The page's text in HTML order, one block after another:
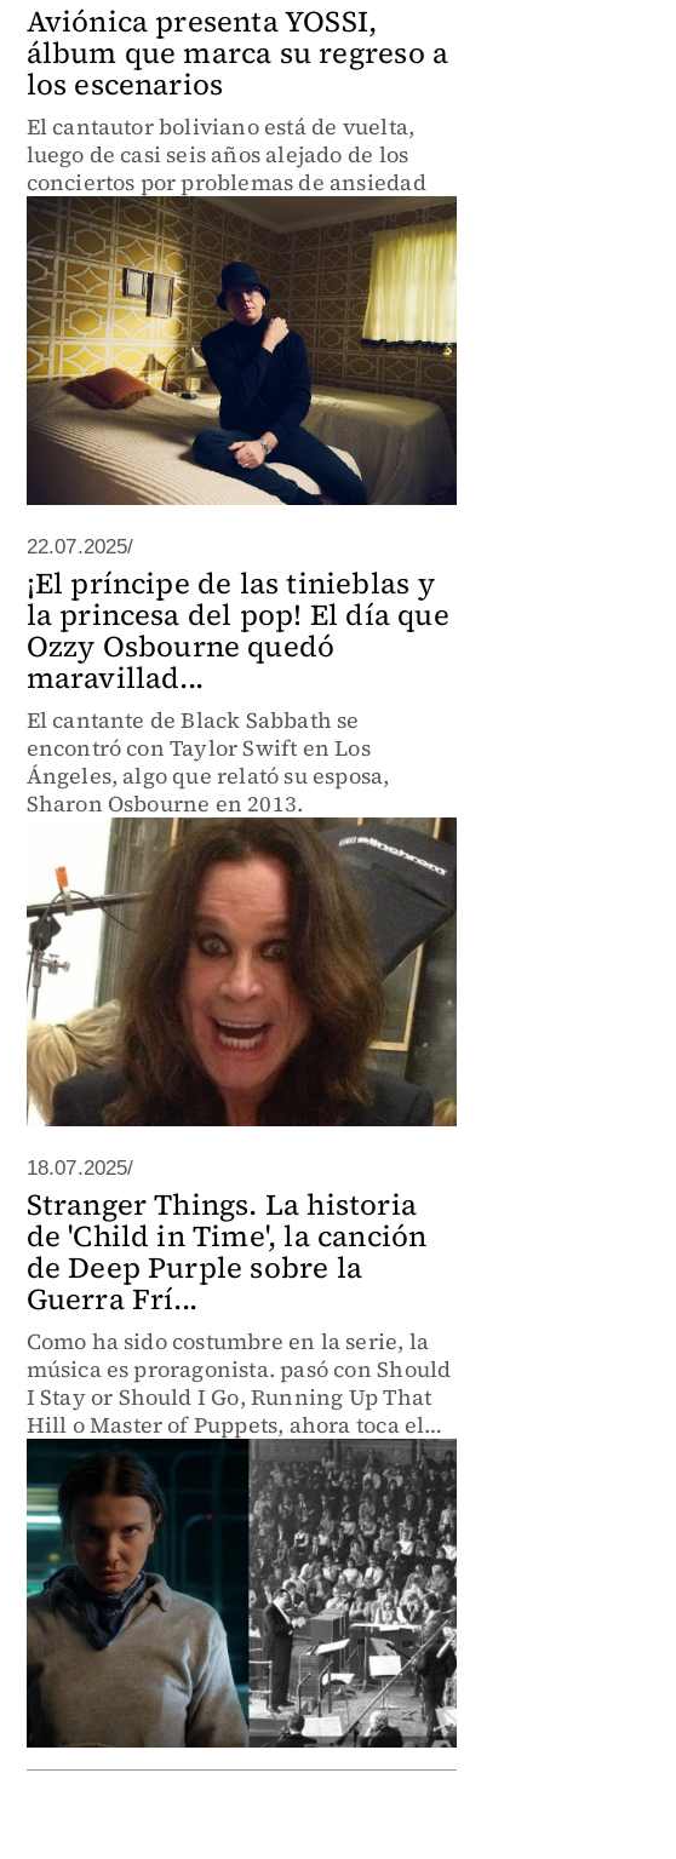
Aviónica presenta YOSSI,
álbum que marca su regreso a
los escenarios
El cantautor boliviano está de vuelta,
luego de casi seis años alejado de los
conciertos por problemas de ansiedad
22.07.2025/
¡El príncipe de las tinieblas y
la princesa del pop! El día que
Ozzy Osbourne quedó
maravillad...
El cantante de Black Sabbath se
encontró con Taylor Swift en Los
Ángeles, algo que relató su esposa,
Sharon Osbourne en 2013.
18.07.2025/
Stranger Things. La historia
de 'Child in Time', la canción
de Deep Purple sobre la
Guerra Frí...
Como ha sido costumbre en la serie, la
música es proragonista. pasó con Should
I Stay or Should I Go, Running Up That
Hill o Master of Puppets, ahora toca el
turno a la clásica canción de rock.